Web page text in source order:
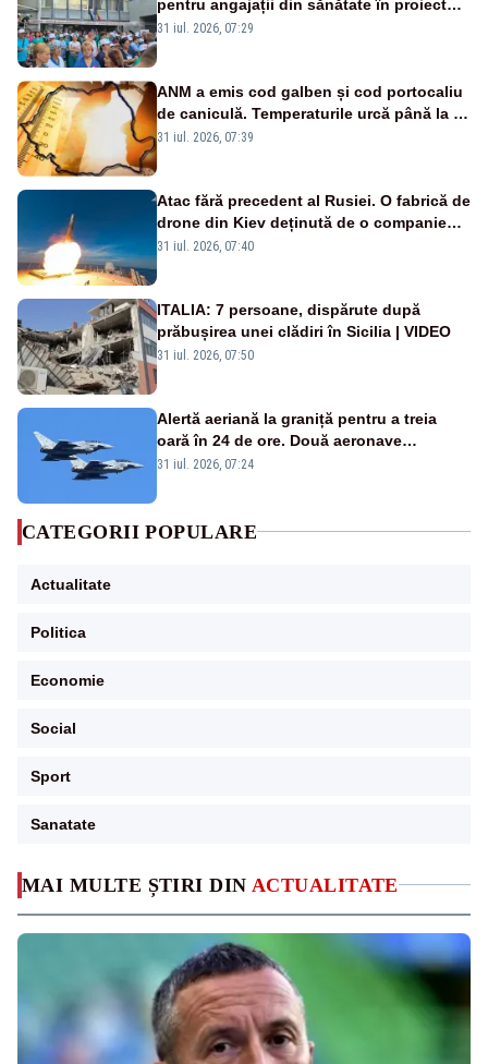
MAI MULTE ȘTIRI DIN ACTUALITATE
pentru angajații din sănătate în proiectul
Legii salarizării
31 iul. 2026, 07:29
ANM a emis cod galben și cod portocaliu
de caniculă. Temperaturile urcă până la 38
de grade, iar nopțile devin tropicale
31 iul. 2026, 07:39
Atac fără precedent al Rusiei. O fabrică de
drone din Kiev deținută de o companie
americană, distrusă de o rachetă
31 iul. 2026, 07:40
ITALIA: 7 persoane, dispărute după
prăbușirea unei clădiri în Sicilia | VIDEO
31 iul. 2026, 07:50
Alertă aeriană la graniță pentru a treia
oară în 24 de ore. Două aeronave
Eurofighter britanice au fost ridicate de la
31 iul. 2026, 07:24
CATEGORII POPULARE
Actualitate
Politica
Economie
Social
Sport
Sanatate